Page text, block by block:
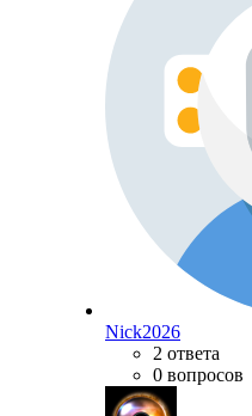
Nick2026
2 ответа
0 вопросов